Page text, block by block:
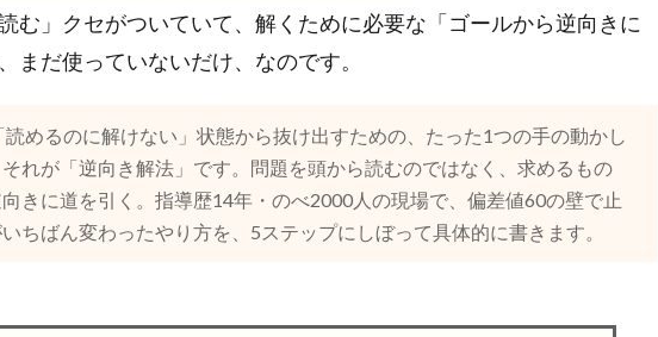
む」クセがついていて、解くために必要な「ゴールから逆向きに
まだ使っていないだけ、なのです。
めるのに解けない」状態から抜け出すための、たった1つの手の動かし
れが「逆向き解法」です。問題を頭から読むのではなく、求めるもの
向きに道を引く。指導歴14年・のべ2000人の現場で、偏差値60の壁で止
ちばん変わったやり方を、5ステップにしぼって具体的に書きます。